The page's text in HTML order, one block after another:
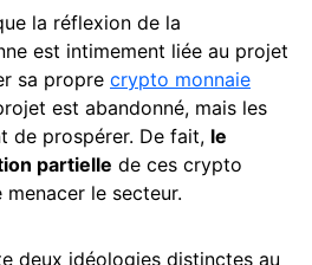
la réflexion de la
est intimement liée au projet
sa propre crypto monnaie
est abandonné, mais les
de prospérer. De fait, le
partielle de ces crypto
le secteur.
deux idéologies distinctes au